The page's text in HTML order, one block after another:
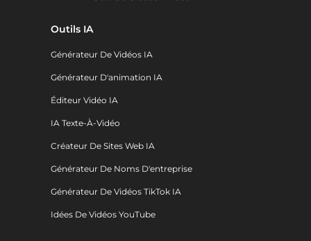
Outils IA
Générateur De Vidéos IA
Générateur D'animation IA
Éditeur Vidéo IA
IA Texte-À-Vidéo
Créateur De Sites Web IA
Générateur De Noms D'entreprise
Générateur De Vidéos TikTok IA
Idées De Vidéos YouTube